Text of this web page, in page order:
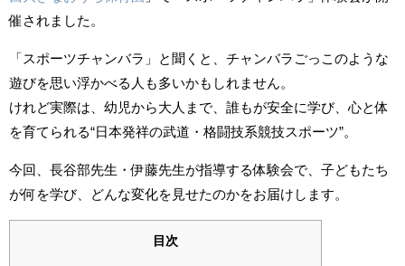
催されました。
「スポーツチャンバラ」と聞くと、チャンバラごっこのような
遊びを思い浮かべる人も多いかもしれません。
けれど実際は、幼児から大人まで、誰もが安全に学び、心と体
を育てられる“日本発祥の武道・格闘技系競技スポーツ”。
今回、長谷部先生・伊藤先生が指導する体験会で、子どもたち
が何を学び、どんな変化を見せたのかをお届けします。
目次